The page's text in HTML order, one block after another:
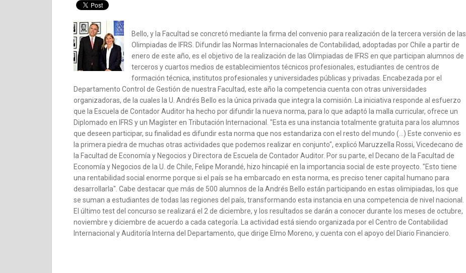
Bello, y la Facultad se concretó mediante la firma del convenio para realización de la tercera versión de las
Olimpiadas de IFRS. Difundir las Normas Internacionales de Contabilidad, adoptadas por Chile a partir de
enero de este año, es el objetivo de la realización de las Olimpiadas de IFRS en que participan alumnos de
terceros y cuartos medios de establecimientos técnicos profesionales, estudiantes de centros de
formación técnica, institutos profesionales y universidades públicas y privadas. Encabezada por el
Departamento Control de Gestión de nuestra Facultad, este año la competencia cuenta con otras universidades
organizadoras, de la cuales la U. Andrés Bello es la única privada que integra la comisión. La iniciativa responde al esfuerzo
que la Escuela de Contador Auditor ha hecho por difundir la nueva norma, para lo que adaptó la malla curricular, ofrece un
Diplomado en IFRS y un Magíster en Tributación Internacional. "Esta es una instancia totalmente gratuita para los alumnos
que deseen participar, su finalidad es difundir esta norma que nos estandariza con el resto del mundo (...) Este convenio es
la primera piedra de muchas otras actividades que podemos realizar en conjunto", explicó Maruzzella Rossi, Vicedecano de
la Facultad de Economía y Negocios y Directora de Escuela de Contador Auditor. Por su parte, el Decano de la Facultad de
Economía y Negocios de la U. de Chile, Felipe Morandé, hizo hincapié en la importancia social de este proyecto. "Esto tiene
una rentabilidad social enorme porque si el país se ha embarcado en esta norma, es preciso tener capital humano para
desarrollarla". Cabe destacar que más de 500 alumnos de la Andrés Bello están participando en estas olimipiadas, los que
se suman a estudiantes de todas las regiones del país, transformando esta instancia en una competencia de nivel nacional.
El último test del concurso se realizará el 2 de diciembre, y los resultados se darán a conocer durante los meses de octubre,
noviembre y diciembre de acuerdo a cada categoría. La actividad está siendo organizada por el Centro de Contabilidad
Internacional y Auditoría Interna del Departamento, que dirige Elmo Moreno, y cuenta con el apoyo del Diario Financiero.